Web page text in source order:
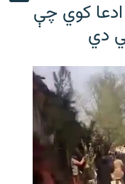
کوي چې
دي